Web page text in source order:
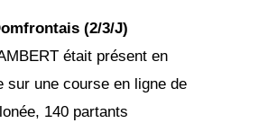
(2/3/J)
était présent en
sur une course en ligne de
140 partants